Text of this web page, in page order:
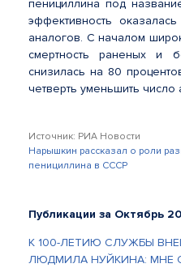
пенициллина под
эффективность
аналогов. С началом
смертность раненых и
снизилась на 80
четверть уменьшить число
Источник: РИА Новости
Нарышкин рассказал о роли
пенициллина в СССР
Публикации за Октябрь
К 100-ЛЕТИЮ СЛУЖБЫ
ЛЮДМИЛА НУЙКИНА: МНЕ